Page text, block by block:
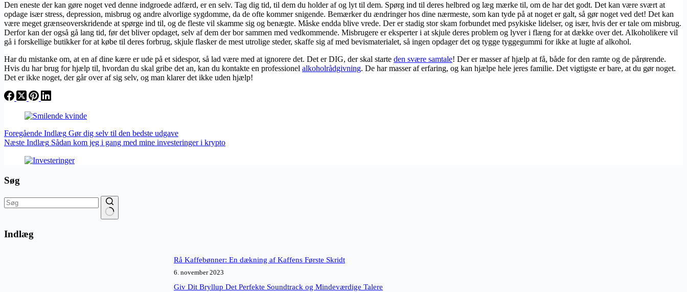
Den eneste der kan gøre noget ved denne indgroede adfærd, er en selv. Tag dig tid, til dem du holder af og lyt til dem. Spørg ind til deres helbred og læg mærke til, om de har det godt. Det kan være svært at
opdage især stress, depression, misbrug og andre alvorlige sygdomme, da de ofte kommer snigende. Bemærker du ændringer hos dine nærmeste, som kan tyde på at noget er galt, så gør noget ved det! Det kan
være meget grænseoverskridende at spørge ind til, og de fleste vil skamme sig og benægte. Måske endda blive vrede. Der er stadig stor skam forbundet med psykiske lidelser, og især, hvis der er tale om misbrug.
Derfor kan der også gå lang tid, før det bliver opdaget, selv af dem der bor sammen med vedkommende. Misbrugere er eksperter i at skjule deres problem og lyver i flæng for at dække over det. Alkoholikere vil
gå i forskellige butikker for at købe til deres forbrug, skjule flasker de mest utrolige steder, skaffe sig af med bevismaterialet, så ingen opdager det og tygge tyggegummi for ikke at lugte af alkohol.
Har du mistanke om, at en af dine kære er ude på et sidespor, så lad være med at ignorere det. Det er DIG, der skal starte den svære samtale! Der er masser af hjælp at få, både for den ramte og de pårørende.
Hvis du har brug for hjælp til, hvordan du skal gribe det an, kan du kontakte en professionel alkoholrådgivning. De har masser af erfaring, og kan hjælpe hele jeres familie. Det vigtigste er bare, at du gør noget.
Det er ikke noget, der går over af sig selv, og man klarer det ikke uden hjælp!
Foregående Indlæg Gør dig selv til den bedste udgave
Næste Indlæg Sådan kom jeg i gang med mine investeringer i krypto
Søg
resultater
Indlæg
Rå Kaffebønner: En dækning af Kaffens Første Skridt
6. november 2023
Giv Dit Bryllup Det Perfekte Soundtrack og Mindeværdige Talere